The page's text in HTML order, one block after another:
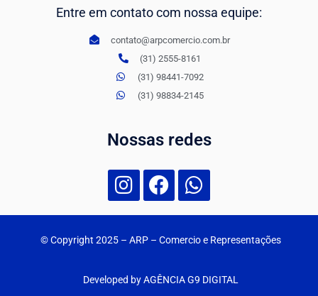
Entre em contato com nossa equipe:
contato@arpcomercio.com.br
(31) 2555-8161
(31) 98441-7092
(31) 98834-2145
Nossas redes
© Copyright 2025 – ARP – Comercio e Representações
Developed by AGÊNCIA G9 DIGITAL